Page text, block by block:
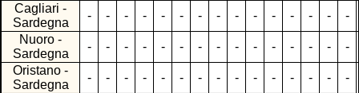
Cagliari -
Sardegna
- - - - - - - - - - - - - -
-
Nuoro -
Sardegna
- - - - - - - - - - - - - -
-
Oristano -
Sardegna
- - - - - - - - - - - - - -
-